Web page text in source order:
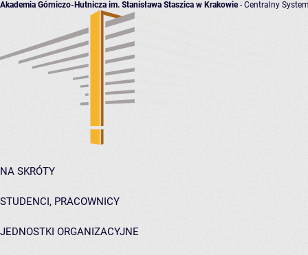
Akademia Górniczo-Hutnicza im. Stanisława Staszica w Krakowie- Centralny
NA SKRÓTY
STUDENCI, PRACOWNICY
JEDNOSTKI ORGANIZACYJNE